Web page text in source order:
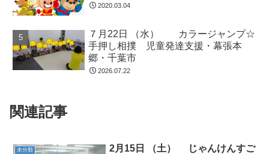
2020.03.04
７月22日 （水） カラージャンプ☆
手押し相撲 児童発達支援・幕張本
郷・千葉市
2026.07.22
関連記事
未分類
2月15日 （土） じゃんけんすご